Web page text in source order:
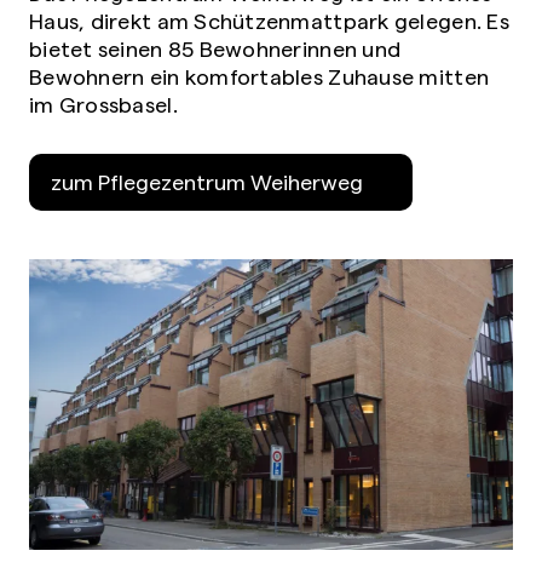
Haus, direkt am Schützenmattpark gelegen. Es
bietet seinen 85 Bewohnerinnen und
Bewohnern ein komfortables Zuhause mitten
im Grossbasel.
zum Pflegezentrum Weiherweg